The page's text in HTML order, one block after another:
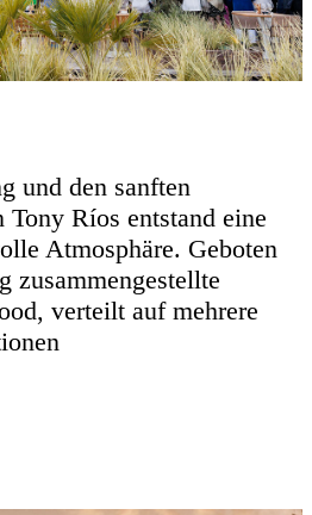
und den sanften
Tony Ríos entstand eine
Atmosphäre. Geboten
zusammengestellte
verteilt auf mehrere